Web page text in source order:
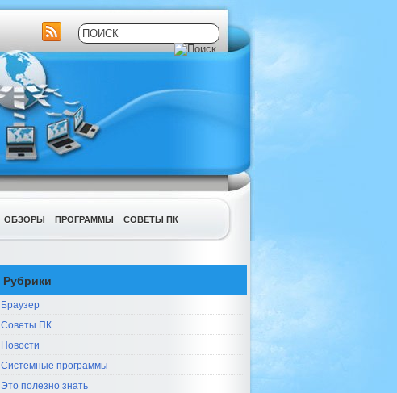
ОБЗОРЫ ПРОГРАММЫ СОВЕТЫ ПК
Рубрики
Браузер
Советы ПК
Новости
Системные программы
Это полезно знать